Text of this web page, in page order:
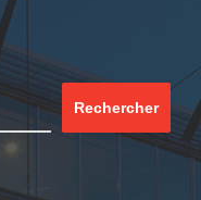
Rechercher